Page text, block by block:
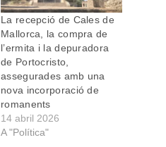
La recepció de Cales de
Mallorca, la compra de
l’ermita i la depuradora
de Portocristo,
assegurades amb una
nova incorporació de
romanents
14 abril 2026
A "Política"